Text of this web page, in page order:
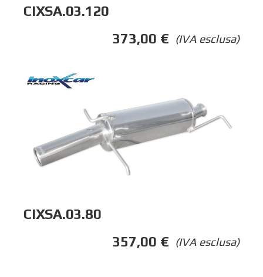
CIXSA.03.120
(IVA esclusa)
373,00 €
CIXSA.03.80
(IVA esclusa)
357,00 €